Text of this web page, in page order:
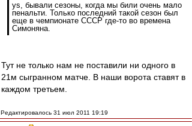
ys, бывали сезоны, когда мы били очень мало
пенальти. Только последний такой сезон был
еще в чемпионате СССР где-то во времена
Симоняна.
Тут не только нам не поставили ни одного в
21м сыгранном матче. В наши ворота ставят в
каждом третьем.
Редактировалось 31 июл 2011 19:19